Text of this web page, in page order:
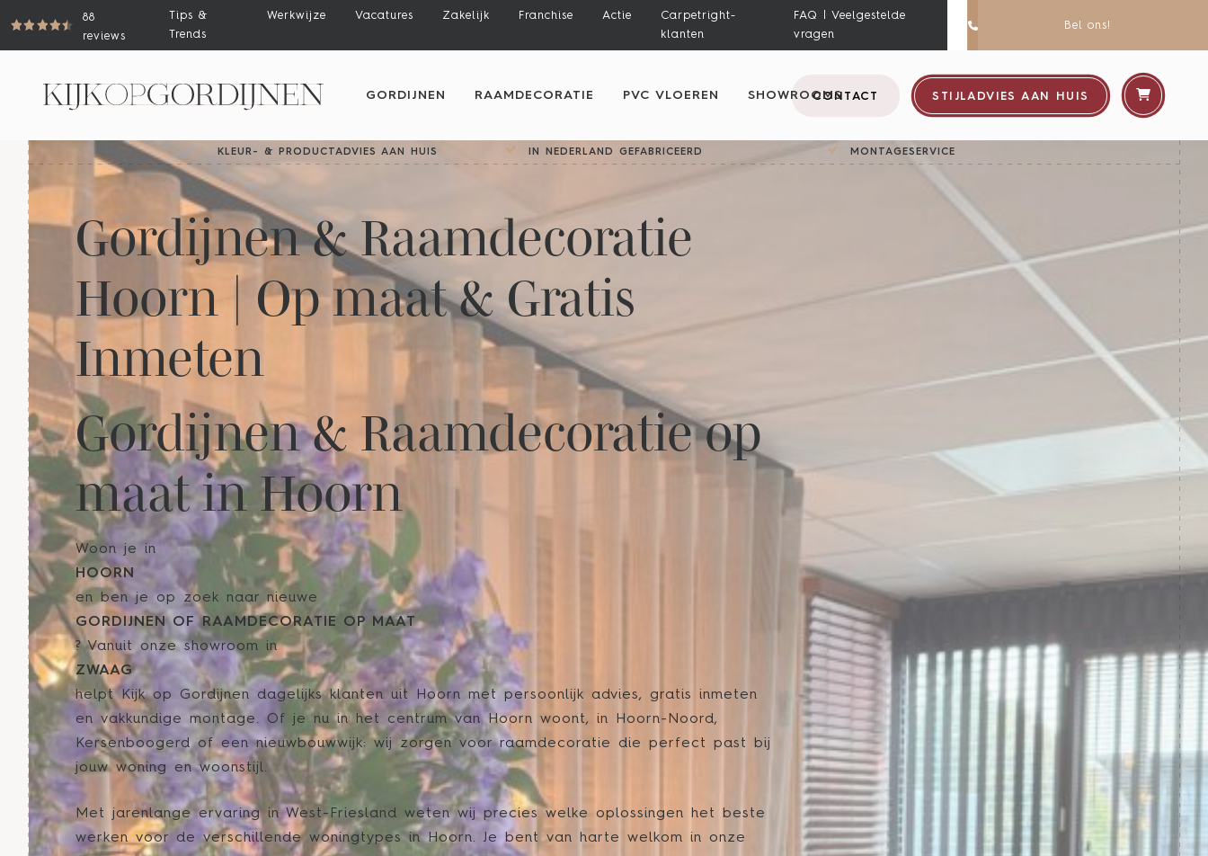
88
reviews
Tips &
Trends
Werkwijze Vacatures Zakelijk Franchise Actie
Carpetright-
klanten
FAQ | Veelgestelde
vragen
Bel ons!
GORDIJNEN RAAMDECORATIE PVC VLOEREN SHOWROOMSCONTACT STIJLADVIES AAN HUIS
KLEUR- & PRODUCTADVIES AAN HUIS IN NEDERLAND GEFABRICEERD MONTAGESERVICE
Gordijnen & Raamdecoratie
Hoorn | Op maat & Gratis
Inmeten
Gordijnen & Raamdecoratie op
maat in Hoorn
Woon je in
HOORN
en ben je op zoek naar nieuwe
GORDIJNEN OF RAAMDECORATIE OP MAAT
? Vanuit onze showroom in
ZWAAG
helpt Kijk op Gordijnen dagelijks klanten uit Hoorn met persoonlijk advies, gratis inmeten
en vakkundige montage. Of je nu in het centrum van Hoorn woont, in Hoorn-Noord,
Kersenboogerd of een nieuwbouwwijk: wij zorgen voor raamdecoratie die perfect past bij
jouw woning en woonstijl.
Met jarenlange ervaring in West-Friesland weten wij precies welke oplossingen het beste
werken voor de verschillende woningtypes in Hoorn. Je bent van harte welkom in onze